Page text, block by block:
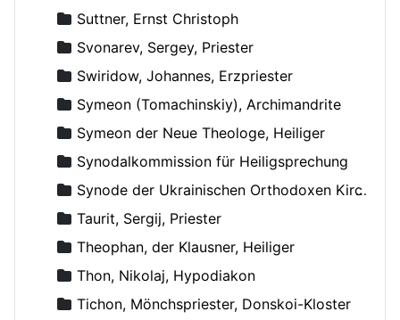
Suttner, Ernst Christoph
Svonarev, Sergey, Priester
Swiridow, Johannes, Erzpriester
Symeon (Tomachinskiy), Archimandrite
Symeon der Neue Theologe, Heiliger
Synodalkommission für Heiligsprechung
Synode der Ukrainischen Orthodoxen Kirche
Taurit, Sergij, Priester
Theophan, der Klausner, Heiliger
Thon, Nikolaj, Hypodiakon
Tichon, Mönchspriester, Donskoi-Kloster